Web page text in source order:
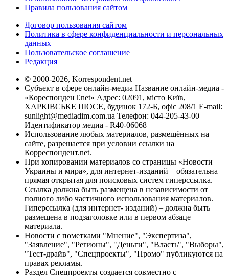
Правила пользования сайтом
Договор пользования сайтом
Политика в сфере конфиденциальности и персональных
данных
Пользовательское соглашение
Редакция
© 2000-2026, Korrespondent.net
Субъект в сфере онлайн-медиа Название онлайн-медиа -
«КореспонденТ.net» Адрес: 02091, місто Київ,
ХАРКІВСЬКЕ ШОСЕ, будинок 172-Б, офіс 208/1 E-mail:
sunlight@mediadim.com.ua Телефон: 044-205-43-00
Идентификатор медиа - R40-06068
Использование любых материалов, размещённых на
сайте, разрешается при условии ссылки на
Корреспондент.net.
При копировании материалов со страницы «Новости
Украины и мира», для интернет-изданий – обязательна
прямая открытая для поисковых систем гиперссылка.
Ссылка должна быть размещена в независимости от
полного либо частичного использования материалов.
Гиперссылка (для интернет- изданий) – должна быть
размещена в подзаголовке или в первом абзаце
материала.
Новости с пометками "Мнение", "Экспертиза",
"Заявление", "Регионы", "Деньги", "Власть", "Выборы",
"Тест-драйв", "Спецпроекты", "Промо" публикуются на
правах рекламы.
Раздел Спецпроекты создается совместно с